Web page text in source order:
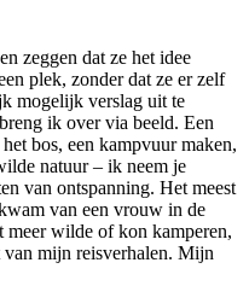
zeggen dat ze het idee
plek, zonder dat ze er zelf
mogelijk verslag uit te
ik over via beeld. Een
bos, een kampvuur maken,
natuur – ik neem je
van ontspanning. Het meest
van een vrouw in de
wilde of kon kamperen,
van mijn reisverhalen. Mijn